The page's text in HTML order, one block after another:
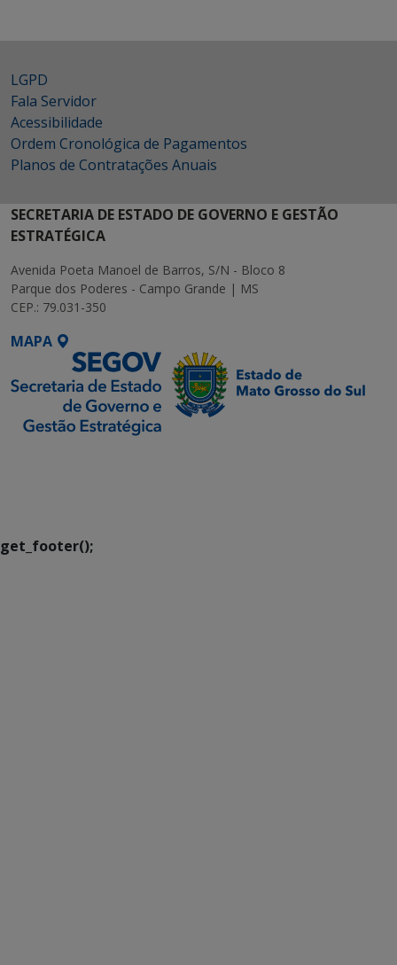
LGPD
Fala Servidor
Acessibilidade
Ordem Cronológica de Pagamentos
Planos de Contratações Anuais
SECRETARIA DE ESTADO DE GOVERNO E GESTÃO
ESTRATÉGICA
Avenida Poeta Manoel de Barros, S/N - Bloco 8
Parque dos Poderes - Campo Grande | MS
CEP.: 79.031-350
MAPA
get_footer();